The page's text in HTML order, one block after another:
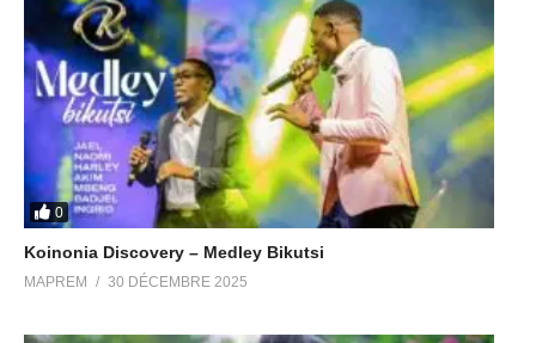
0
Koinonia Discovery – Medley Bikutsi
MAPREM 30 DÉCEMBRE 2025